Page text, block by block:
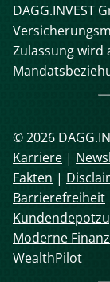
DAGG.INVEST
Zulassung wird
© 2026
Karriere |
Fakten |
Barrierefreiheit
Moderne
WealthPilot